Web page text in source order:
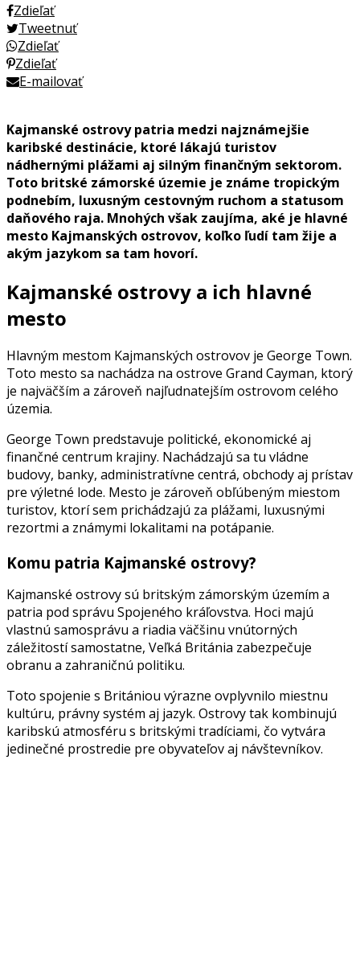
Zdieľať
Tweetnuť
Zdieľať
Zdieľať
E-mailovať
Kajmanské ostrovy patria medzi najznámejšie
karibské destinácie, ktoré lákajú turistov
nádhernými plážami aj silným finančným sektorom.
Toto britské zámorské územie je známe tropickým
podnebím, luxusným cestovným ruchom a statusom
daňového raja. Mnohých však zaujíma, aké je hlavné
mesto Kajmanských ostrovov, koľko ľudí tam žije a
akým jazykom sa tam hovorí.
Kajmanské ostrovy a ich hlavné
mesto
Hlavným mestom Kajmanských ostrovov je George Town.
Toto mesto sa nachádza na ostrove Grand Cayman, ktorý
je najväčším a zároveň najľudnatejším ostrovom celého
územia.
George Town predstavuje politické, ekonomické aj
finančné centrum krajiny. Nachádzajú sa tu vládne
budovy, banky, administratívne centrá, obchody aj prístav
pre výletné lode. Mesto je zároveň obľúbeným miestom
turistov, ktorí sem prichádzajú za plážami, luxusnými
rezortmi a známymi lokalitami na potápanie.
Komu patria Kajmanské ostrovy?
Kajmanské ostrovy sú britským zámorským územím a
patria pod správu Spojeného kráľovstva. Hoci majú
vlastnú samosprávu a riadia väčšinu vnútorných
záležitostí samostatne, Veľká Británia zabezpečuje
obranu a zahraničnú politiku.
Toto spojenie s Britániou výrazne ovplyvnilo miestnu
kultúru, právny systém aj jazyk. Ostrovy tak kombinujú
karibskú atmosféru s britskými tradíciami, čo vytvára
jedinečné prostredie pre obyvateľov aj návštevníkov.